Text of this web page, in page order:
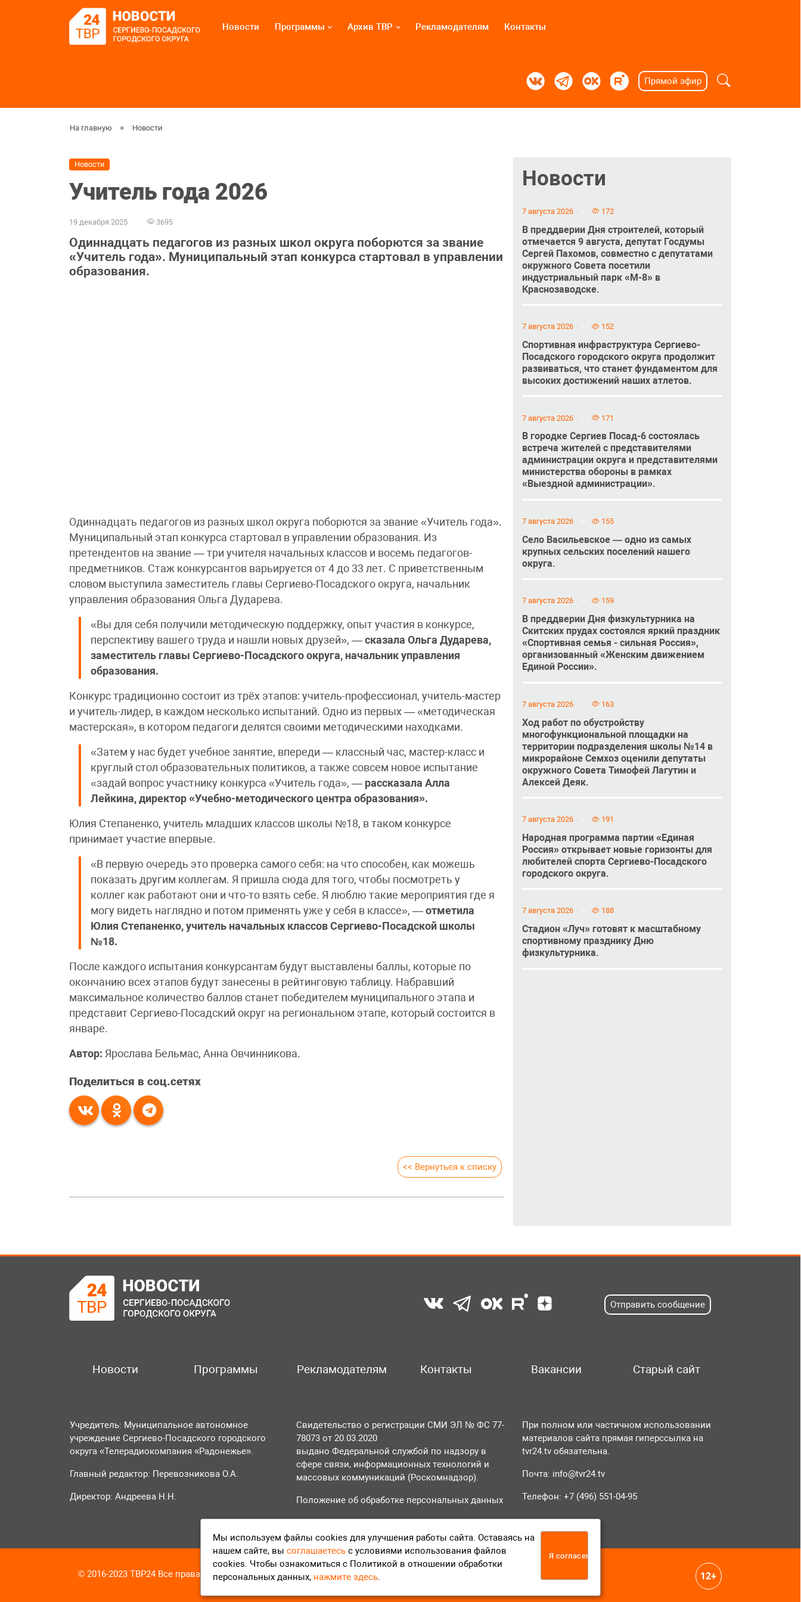
Новости Программы Архив ТВР Рекламодателям Контакты
Прямой эфир
На главную Новости
Новости
Учитель года 2026
19 декабря 2025 3695
Одиннадцать педагогов из разных школ округа поборются за звание
«Учитель года». Муниципальный этап конкурса стартовал в управлении
образования.
Одиннадцать педагогов из разных школ округа поборются за звание «Учитель года».
Муниципальный этап конкурса стартовал в управлении образования. Из
претендентов на звание — три учителя начальных классов и восемь педагогов-
предметников. Стаж конкурсантов варьируется от 4 до 33 лет. С приветственным
словом выступила заместитель главы Сергиево-Посадского округа, начальник
управления образования Ольга Дударева.
«Вы для себя получили методическую поддержку, опыт участия в конкурсе,
перспективу вашего труда и нашли новых друзей», —сказала Ольга Дударева,
заместитель главы Сергиево-Посадского округа, начальник управления
образования.
Конкурс традиционно состоит из трёх этапов: учитель-профессионал, учитель-мастер
и учитель-лидер, в каждом несколько испытаний. Одно из первых — «методическая
мастерская», в котором педагоги делятся своими методическими находками.
«Затем у нас будет учебное занятие, впереди — классный час, мастер-класс и
круглый стол образовательных политиков, а также совсем новое испытание
«задай вопрос участнику конкурса «Учитель года», — рассказала Алла
Лейкина, директор «Учебно-методического центра образования».
Юлия Степаненко, учитель младших классов школы №18, в таком конкурсе
принимает участие впервые.
«В первую очередь это проверка самого себя: на что способен, как можешь
показать другим коллегам. Я пришла сюда для того, чтобы посмотреть у
коллег как работают они и что-то взять себе. Я люблю такие мероприятия где я
могу видеть наглядно и потом применять уже у себя в классе», —отметила
Юлия Степаненко, учитель начальных классов Сергиево-Посадской школы
№18.
После каждого испытания конкурсантам будут выставлены баллы, которые по
окончанию всех этапов будут занесены в рейтинговую таблицу. Набравший
максимальное количество баллов станет победителем муниципального этапа и
представит Сергиево-Посадский округ на региональном этапе, который состоится в
январе.
Автор: Ярослава Бельмас, Анна Овчинникова.
Поделиться в соц.сетях
<< Вернуться к списку
Новости
7 августа 2026 172
В преддверии Дня строителей, который
отмечается 9 августа, депутат Госдумы
Сергей Пахомов, совместно с депутатами
окружного Совета посетили
индустриальный парк «М-8» в
Краснозаводске.
7 августа 2026 152
Спортивная инфраструктура Сергиево-
Посадского городского округа продолжит
развиваться, что станет фундаментом для
высоких достижений наших атлетов.
7 августа 2026 171
В городке Сергиев Посад-6 состоялась
встреча жителей с представителями
администрации округа и представителями
министерства обороны в рамках
«Выездной администрации».
7 августа 2026 155
Село Васильевское — одно из самых
крупных сельских поселений нашего
округа.
7 августа 2026 159
В преддверии Дня физкультурника на
Скитских прудах состоялся яркий праздник
«Спортивная семья - сильная Россия»,
организованный «Женским движением
Единой России».
7 августа 2026 163
Ход работ по обустройству
многофункциональной площадки на
территории подразделения школы №14 в
микрорайоне Семхоз оценили депутаты
окружного Совета Тимофей Лагутин и
Алексей Деяк.
7 августа 2026 191
Народная программа партии «Единая
Россия» открывает новые горизонты для
любителей спорта Сергиево-Посадского
городского округа.
7 августа 2026 188
Стадион «Луч» готовят к масштабному
спортивному празднику Дню
физкультурника.
Отправить сообщение
Новости Программы Рекламодателям Контакты Вакансии Старый сайт
Учредитель: Муниципальное автономное
учреждение Сергиево-Посадского городского
округа «Телерадиокомпания «Радонежье».
Главный редактор: Перевозникова О.А.
Директор: Андреева Н.Н.
Свидетельство о регистрации СМИ ЭЛ № ФС 77-
78073 от 20.03.2020
выдано Федеральной службой по надзору в
сфере связи, информационных технологий и
массовых коммуникаций (Роскомнадзор).
Положение об обработке персональных данных
При полном или частичном использовании
материалов сайта прямая гиперссылка на
tvr24.tv обязательна.
Почта: info@tvr24.tv
Телефон: +7 (496) 551-04-95
© 2016-2023 ТВР24 Все права защищены 12+
Мы используем файлы cookies для улучшения работы сайта. Оставаясь на
нашем сайте, вы соглашаетесь с условиями использования файлов
cookies. Чтобы ознакомиться с Политикой в отношении обработки
персональных данных, нажмите здесь.
Я согласен